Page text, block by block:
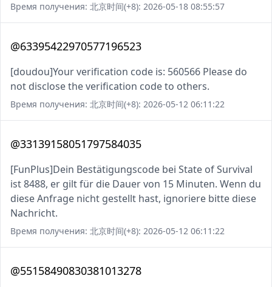
Время получения: 北京时间(+8): 2026-05-18 08:55:57
@63395422970577196523
[doudou]Your verification code is: 560566 Please do
not disclose the verification code to others.
Время получения: 北京时间(+8): 2026-05-12 06:11:22
@33139158051797584035
[FunPlus]Dein Bestätigungscode bei State of Survival
ist 8488, er gilt für die Dauer von 15 Minuten. Wenn du
diese Anfrage nicht gestellt hast, ignoriere bitte diese
Nachricht.
Время получения: 北京时间(+8): 2026-05-12 06:11:22
@55158490830381013278